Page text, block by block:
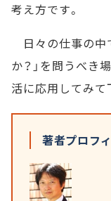
考え方です。
日々の仕事の中
か？」を問うべき
活に応用してみて
著者プロフ